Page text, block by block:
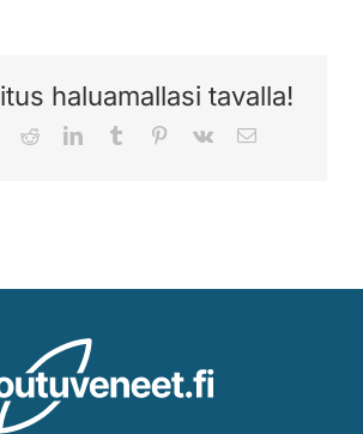
haluamallasi tavalla!
RedditLinkedInTumblr Pinterest
Vk Sähköposti